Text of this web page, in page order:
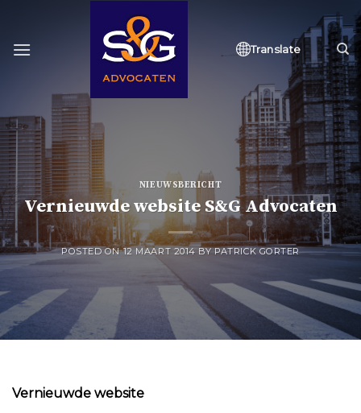
content
Translate
NIEUWSBERICHT
Vernieuwde website S&G Advocaten
POSTED ON12 MAART 2014BYPATRICK GORTER
Vernieuwde website